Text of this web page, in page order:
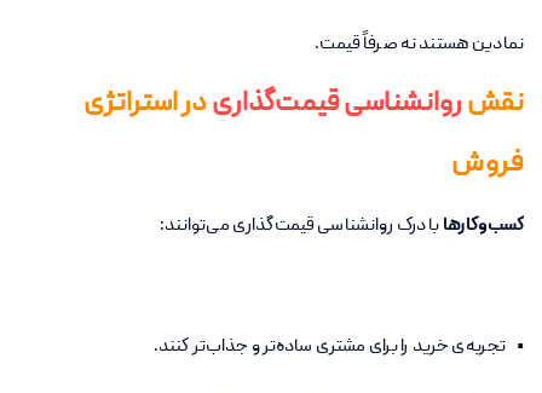
نمادین هستند نه صرفاً قیمت.
نقشروانشناسی قیمت‌گذاریدر استراتژی
فروش
کسب‌وکارهابا درک روانشناسی قیمت‌گذاری می‌توانند:
• تجربه‌ی خرید را برای مشتری ساده‌تر و جذاب‌تر کنند.